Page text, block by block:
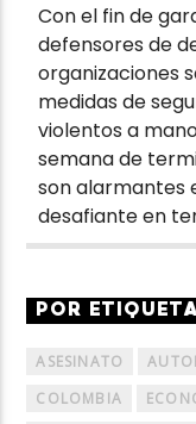
Con el fin de
defensores de
organizaciones
medidas de
violentos a
semana de
son alarmantes
desafiante en
POR
ASESINATO
COLOMBIA